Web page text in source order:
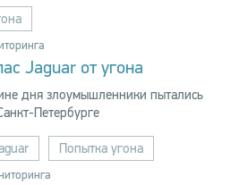
Jaguar от угона
дня злоумышленники пытались
Петербурге
Попытка угона